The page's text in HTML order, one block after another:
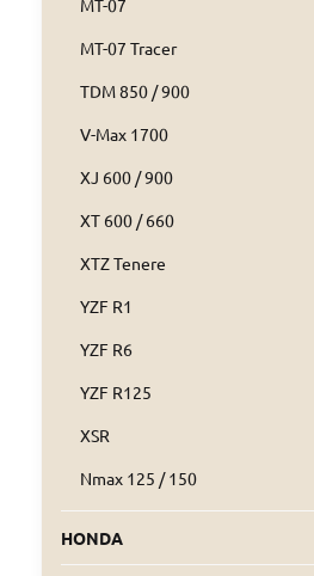
MT-07
MT-07 Tracer
TDM 850 / 900
V-Max 1700
XJ 600 / 900
XT 600 / 660
XTZ Tenere
YZF R1
YZF R6
YZF R125
XSR
Nmax 125 / 150
HONDA